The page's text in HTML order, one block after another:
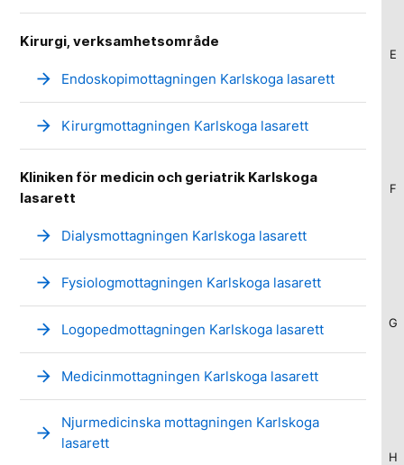
E
F
G
H
Kirurgi, verksamhetsområde
arrow_forward Endoskopimottagningen Karlskoga lasarett
arrow_forward Kirurgmottagningen Karlskoga lasarett
Kliniken för medicin och geriatrik Karlskoga
lasarett
arrow_forward Dialysmottagningen Karlskoga lasarett
arrow_forward Fysiologmottagningen Karlskoga lasarett
arrow_forward Logopedmottagningen Karlskoga lasarett
arrow_forward Medicinmottagningen Karlskoga lasarett
arrow_forward
Njurmedicinska mottagningen Karlskoga
lasarett